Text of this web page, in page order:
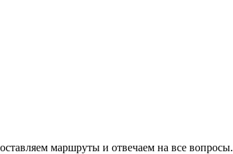
маршруты и отвечаем на все вопросы.